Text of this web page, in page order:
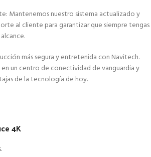
Mantenemos nuestro sistema actualizado y
al cliente para garantizar que siempre tengas
más segura y entretenida con Navitech.
un centro de conectividad de vanguardia y
de la tecnología de hoy.
4K